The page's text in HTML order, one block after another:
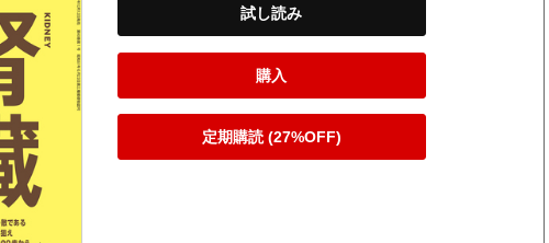
試し読み
購入
定期購読 (27%OFF)